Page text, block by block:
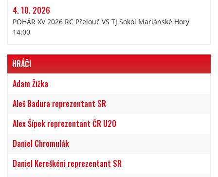
4. 10. 2026
POHÁR XV 2026 RC Přelouč VS TJ Sokol Mariánské Hory
14:00
HRÁČI
Adam Žižka
Aleš Badura reprezentant SR
Alex Šípek reprezentant ČR U20
Daniel Chromulák
Daniel Kereškéni reprezentant SR